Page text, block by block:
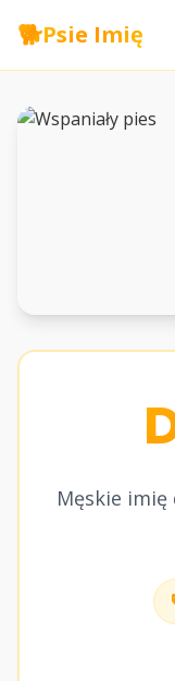
🐕Psie Imię
Męskie imię